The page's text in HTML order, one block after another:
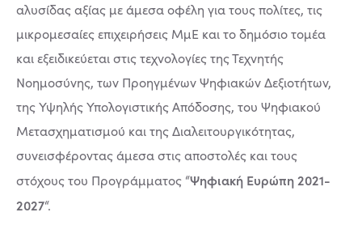
αλυσίδας αξίας με άμεσα οφέλη για τους πολίτες, τις
μικρομεσαίες επιχειρήσεις ΜμΕ και το δημόσιο τομέα
και εξειδικεύεται στις τεχνολογίες της Τεχνητής
Νοημοσύνης, των Προηγμένων Ψηφιακών Δεξιοτήτων,
της Υψηλής Υπολογιστικής Απόδοσης, του Ψηφιακού
Μετασχηματισμού και της Διαλειτουργικότητας,
συνεισφέροντας άμεσα στις αποστολές και τους
στόχους του Προγράμματος “Ψηφιακή Ευρώπη 2021-
2027“.